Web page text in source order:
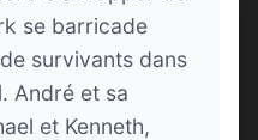
se barricade
survivants dans
André et sa
et Kenneth,